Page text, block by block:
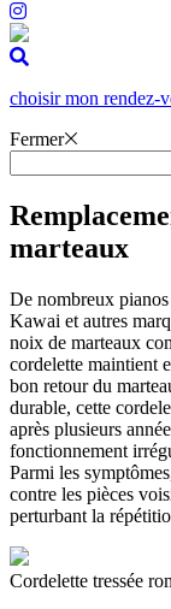
Aller
au
choisir mon rendez-
Fermer
marteaux
De nombreux
Kawai et autres
noix de marteaux
cordelette maintient
bon retour du
durable, cette
après plusieurs
fonctionnement
Parmi les
contre les pièces
perturbant la
Cordelette tressée